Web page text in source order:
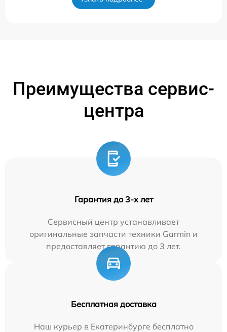
Преимущества сервис-
центра
Гарантия до 3-х лет
Сервисный центр устанавливает
оригинальные запчасти техники Garmin и
предоставляет гарантию до 3 лет.
Бесплатная доставка
Наш курьер в Екатеринбурге бесплатно